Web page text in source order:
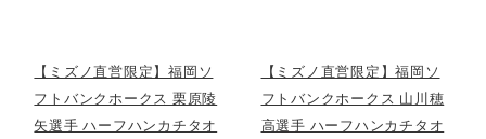
【ミズノ直営限定】福岡ソ
フトバンクホークス 栗原陵
矢選手 ハーフハンカチタオ
【ミズノ直営限定】福岡ソ
フトバンクホークス 山川穂
高選手 ハーフハンカチタオ